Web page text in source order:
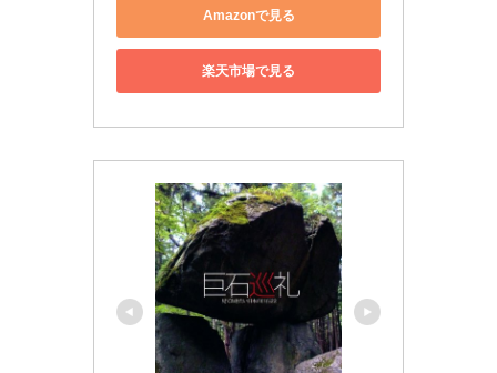
Amazonで見る
楽天市場で見る